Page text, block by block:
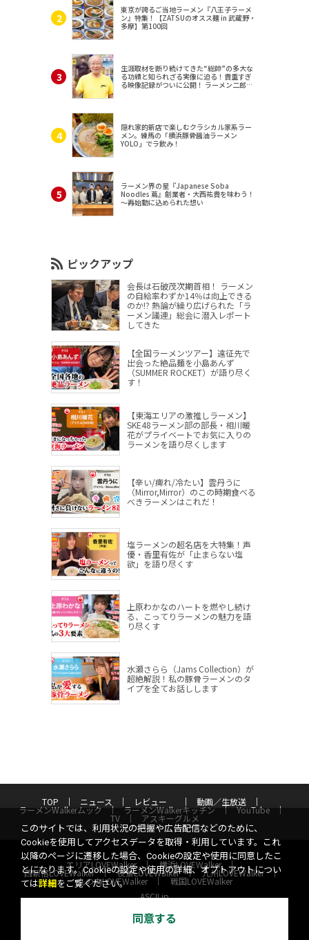
東京が誇るご当地ラーメン『八王子ラーメ
ン』特集！【ZATSUのオスス麺 in 武蔵野・
多摩】第100回
生涯取材を断り続けてきた“総帥”の多大な
る功績と知られざる実像に迫る！貴重すぎ
る映像記録がついに公開！ ラーメン二郎
隠れ家的新店で楽しむクラシカル家系ラー
メン。練馬の「横浜豚骨醤油ラーメン
YOLO」でラ飲み！
ラーメン界の星『Japanese Soba
Noodles 蔦』創業者・大西祐貴を味わう！
～再始動に込められた想い
ピックアップ
会長は石破茂次期首相！ ラーメン
の自給率わずか14％は向上できる
のか!? 熱論が繰り広げられた「ラ
ーメン議連」総会に潜入レポート
してきた
【全国ラーメンツアー】遠征先で
出会った絶品麺を小島あんず
（SUMMER ROCKET）が語り尽く
す！
【東海エリアの激推しラーメン】
SKE48ラーメン部の部長・相川暖
花がプライベートでお気に入りの
ラーメンを語り尽くします
【辛い/痺れ/冷たい】雲丹うに
（Mirror,Mirror）のこの時期食べる
べきラーメンはこれだ！
塩ラーメンの超名店を大特集！声
優・香里有佐が「止まらない塩
欲」を語り尽くす
上原わかなのハートを燃やし続け
る、こってりラーメンの魅力を語
り尽くす
水瀬さらら（Jams Collection）が
超絶解説！私の豚骨ラーメンのタ
イプを全てお話しします
TOP ニュース レビュー 動画／生放送
ラーメンWalkerムック ラーメンWalkerキッチン YouTube
TV アスキーグルメ
エリアLOVEWalker 横浜LOVEWalker
西新宿LOVEWalker 夜景LOVEWalker 九州LOVEWalker
丸の内LOVEWalker
戦国LOVEWalker
ASCII.jp
プライバシーポリシー
お問い合わせ
このサイトでは、利用状況の把握や広告配信などのために、
Cookieを使用してアクセスデータを取得・利用しています。これ
以降のページに遷移した場合、Cookieの設定や使用に同意したこ
とになります。Cookieの設定や使用の詳細、オプトアウトについ
ては詳細 をご覧ください。
同意する